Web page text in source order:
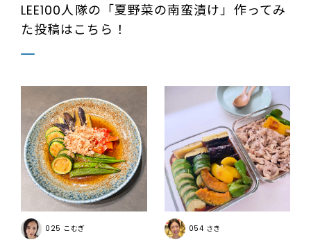
LEE100人隊の「夏野菜の南蛮漬け」作ってみ
た投稿はこちら！
025 こむぎ 054 さき